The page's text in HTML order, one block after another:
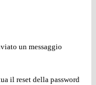
un messaggio
il reset della password